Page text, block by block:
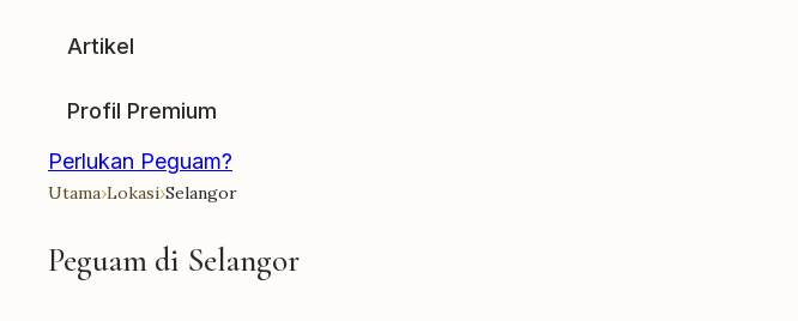
Artikel
Profil Premium
Perlukan Peguam?
Utama›Lokasi›Selangor
Peguam di Selangor